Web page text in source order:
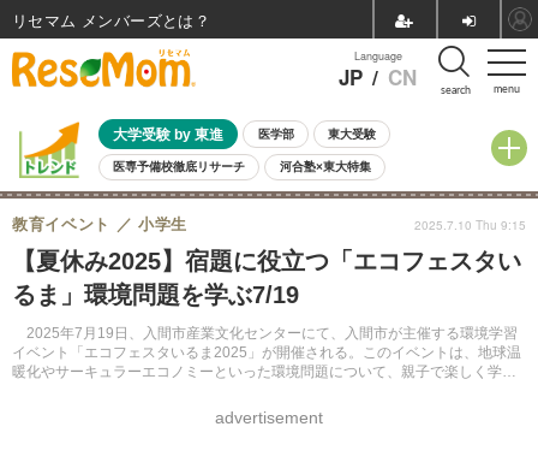
menu
Language
JP / CN search
大学受験 by 東進 医学部 東大受験
医専予備校徹底リサーチ 河合塾×東大特集
親子で考える大学選び 高校受験 中学受験 小学校受験
共通テスト 夏休み
8月開催イベント・WS 全国公立高校 過去問 人気記事
自由研究教材（小学生向け） 自由研究教材（中学生向け）
【夏休み2025】宿題に役立つ「エコフェスタい
るま」環境問題を学ぶ7/19
2025年7月19日、入間市産業文化センターにて、入間市が主催する環境学習
イベント「エコフェスタいるま2025」が開催される。このイベントは、地球温
暖化やサーキュラーエコノミーといった環境問題について、親子で楽しく学ぶ
教育イベント 小学生
advertisement
2025.7.10 Thu 9:15
リセマム メンバーズ